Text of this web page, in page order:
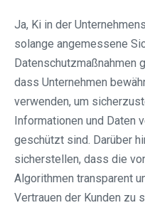
Ja, Ki in der
solange angemessene
Datenschutzmaßnahmen
dass Unternehmen
verwenden, um
Informationen und Daten
geschützt sind. Darüber
sicherstellen, dass die
Algorithmen transparent
Vertrauen der Kunden zu